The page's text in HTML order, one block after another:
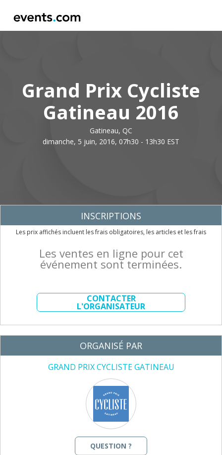
Grand Prix Cycliste
Gatineau 2016
Gatineau, QC
dimanche, 5 juin, 2016, 07h30 - 13h30 EST
INSCRIPTIONS
Les prix affichés incluent les frais obligatoires, les articles et les frais
Les ventes en ligne pour cet
événement sont terminées.
CONTACTER
L'ORGANISATEUR
ORGANISÉ PAR
GRAND PRIX CYCLISTE GATINEAU
QUESTION ?